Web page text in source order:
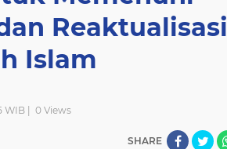
Reaktualisasi
Islam
WIB | 0 Views
SHARE